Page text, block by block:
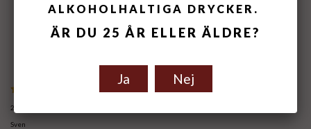
MEDELBETYG4 /5 BASERAT PÅ
2026-05-02
Sven
ALKOHOLHALTIGA DRYCKER.
ÄR DU 25 ÅR ELLER ÄLDRE?
Ja Nej